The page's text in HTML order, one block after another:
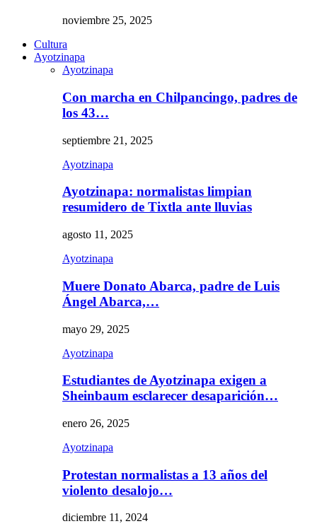
noviembre 25, 2025
Cultura
Ayotzinapa
Ayotzinapa
Con marcha en Chilpancingo, padres de
los 43…
septiembre 21, 2025
Ayotzinapa
Ayotzinapa: normalistas limpian
resumidero de Tixtla ante lluvias
agosto 11, 2025
Ayotzinapa
Muere Donato Abarca, padre de Luis
Ángel Abarca,…
mayo 29, 2025
Ayotzinapa
Estudiantes de Ayotzinapa exigen a
Sheinbaum esclarecer desaparición…
enero 26, 2025
Ayotzinapa
Protestan normalistas a 13 años del
violento desalojo…
diciembre 11, 2024